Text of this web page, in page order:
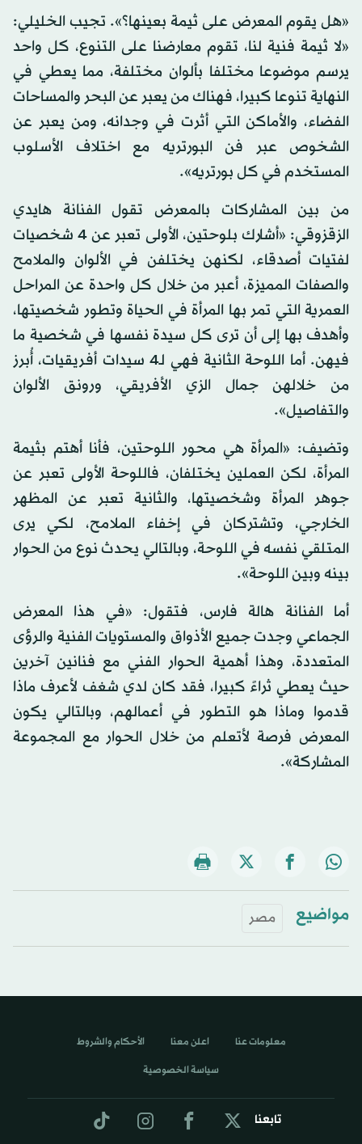
«هل يقوم المعرض على ثيمة بعينها؟». تجيب الخليلي:
«لا ثيمة فنية لنا، تقوم معارضنا على التنوع، كل واحد
يرسم موضوعا مختلفا بألوان مختلفة، مما يعطي في
النهاية تنوعا كبيرا، فهناك من يعبر عن البحر والمساحات
الفضاء، والأماكن التي أثرت في وجدانه، ومن يعبر عن
الشخوص عبر فن البورتريه مع اختلاف الأسلوب
المستخدم في كل بورتريه».
من بين المشاركات بالمعرض تقول الفنانة هايدي
الزقزوقي: «أشارك بلوحتين، الأولى تعبر عن 4 شخصيات
لفتيات أصدقاء، لكنهن يختلفن في الألوان والملامح
والصفات المميزة، أعبر من خلال كل واحدة عن المراحل
العمرية التي تمر بها المرأة في الحياة وتطور شخصيتها،
وأهدف بها إلى أن ترى كل سيدة نفسها في شخصية ما
فيهن. أما اللوحة الثانية فهي لـ4 سيدات أفريقيات، أُبرز
من خلالهن جمال الزي الأفريقي، ورونق الألوان
والتفاصيل».
وتضيف: «المرأة هي محور اللوحتين، فأنا أهتم بثيمة
المرأة، لكن العملين يختلفان، فاللوحة الأولى تعبر عن
جوهر المرأة وشخصيتها، والثانية تعبر عن المظهر
الخارجي، وتشتركان في إخفاء الملامح، لكي يرى
المتلقي نفسه في اللوحة، وبالتالي يحدث نوع من الحوار
بينه وبين اللوحة».
أما الفنانة هالة فارس، فتقول: «في هذا المعرض
الجماعي وجدت جميع الأذواق والمستويات الفنية والرؤى
المتعددة، وهذا أهمية الحوار الفني مع فنانين آخرين
حيث يعطي ثراءً كبيرا، فقد كان لدي شغف لأعرف ماذا
قدموا وماذا هو التطور في أعمالهم، وبالتالي يكون
المعرض فرصة لأتعلم من خلال الحوار مع المجموعة
المشاركة».
مواضيع مصر
تابعنا
معلومات عنا اعلن معنا الأحكام والشروط
سياسة الخصوصية